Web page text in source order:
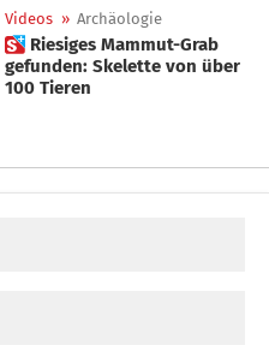
Videos » Archäologie
 Riesiges Mammut-Grab
gefunden: Skelette von über
100 Tieren